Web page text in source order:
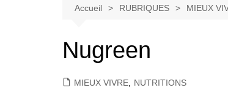
Accueil RUBRIQUES MIEUX
Nugreen
MIEUX VIVRE NUTRITIONS